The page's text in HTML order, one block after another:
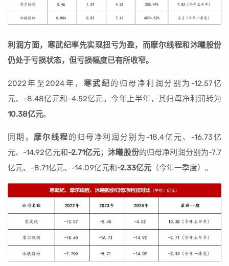
利润方面，寒武纪率先实现扭亏为盈，而摩尔线程和沐曦股份
仍处于亏损状态，但亏损幅度已有所收窄。
2022年至2024年， 寒武纪的归母净利润分别为-12.57亿
元、-8.48亿元和-4.52亿元。今年上半年，其归母净利润转为
10.38亿元。
同期， 摩尔线程的归母净利润分别为-18.4亿元、-16.73亿
元、-14.92亿元和-2.71亿元；沐曦股份的归母净利润分别为-7.7
亿元、-8.71亿元、-14.09亿元和-2.33亿元 （今年一季度）。